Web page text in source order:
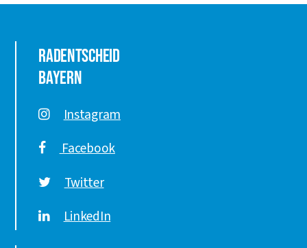
Radentscheid
Bayern
Instagram
Facebook
Twitter
LinkedIn